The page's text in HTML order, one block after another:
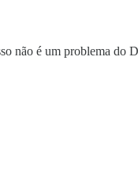
não é um problema do